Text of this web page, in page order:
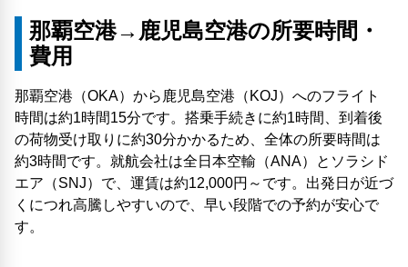
那覇空港→鹿児島空港の所要時間・
費用
那覇空港（OKA）から鹿児島空港（KOJ）へのフライト
時間は約1時間15分です。搭乗手続きに約1時間、到着後
の荷物受け取りに約30分かかるため、全体の所要時間は
約3時間です。就航会社は全日本空輸（ANA）とソラシド
エア（SNJ）で、運賃は約12,000円～です。出発日が近づ
くにつれ高騰しやすいので、早い段階での予約が安心で
す。